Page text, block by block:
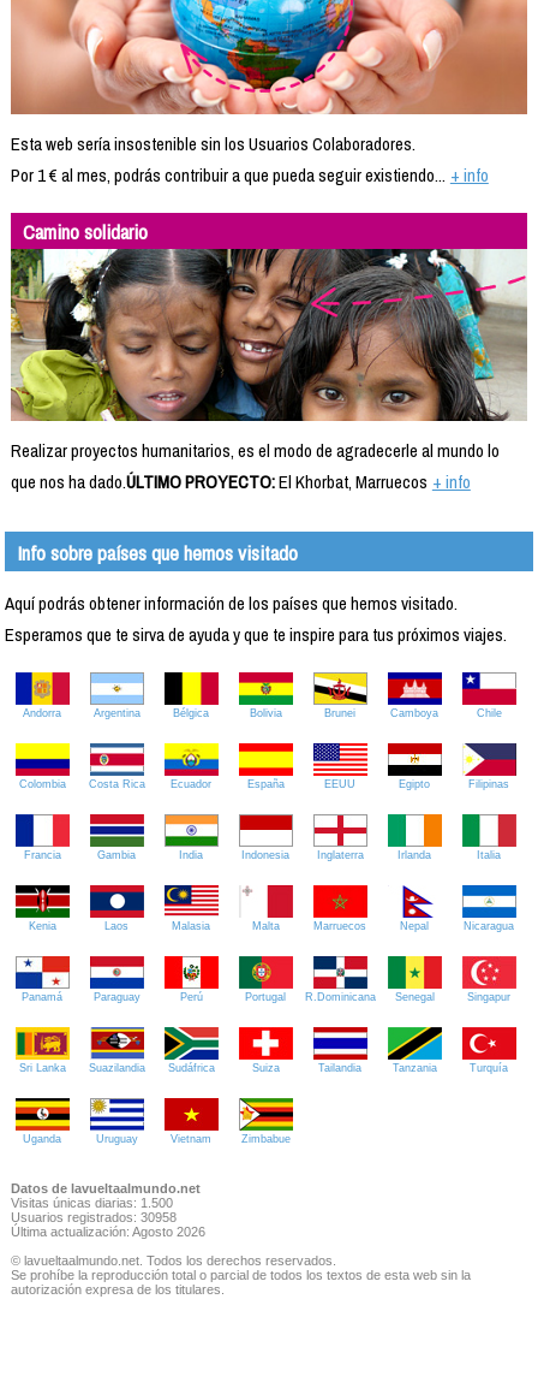
Esta web sería insostenible sin los Usuarios Colaboradores.
Por 1 € al mes, podrás contribuir a que pueda seguir existiendo... + info
Camino solidario
Realizar proyectos humanitarios, es el modo de agradecerle al mundo lo
que nos ha dado.ÚLTIMO PROYECTO:El Khorbat, Marruecos + info
Info sobre países que hemos visitado
Aquí podrás obtener información de los países que hemos visitado.
Esperamos que te sirva de ayuda y que te inspire para tus próximos viajes.
Andorra Argentina Bélgica Bolivia Brunei Camboya Chile
Colombia Costa Rica Ecuador España EEUU Egipto Filipinas
Francia Gambia India Indonesia Inglaterra Irlanda Italia
Kenia Laos Malasia Malta Marruecos Nepal Nicaragua
Panamá Paraguay Perú Portugal R.Dominicana Senegal Singapur
Sri Lanka Suazilandia Sudáfrica Suiza Tailandia Tanzania Turquía
Uganda Uruguay Vietnam Zimbabue
Datos de lavueltaalmundo.net
Visitas únicas diarias: 1.500
Usuarios registrados: 30958
Última actualización: Agosto 2026
© lavueltaalmundo.net. Todos los derechos reservados.
Se prohíbe la reproducción total o parcial de todos los textos de esta web sin la
autorización expresa de los titulares.